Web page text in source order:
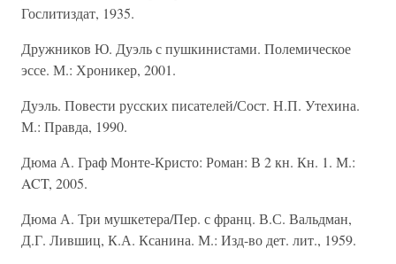
Гослитиздат, 1935.
Дружников Ю. Дуэль с пушкинистами. Полемическое
эссе. М.: Хроникер, 2001.
Дуэль. Повести русских писателей/Сост. Н.П. Утехина.
М.: Правда, 1990.
Дюма А. Граф Монте-Кристо: Роман: В 2 кн. Кн. 1. М.:
ACT, 2005.
Дюма А. Три мушкетера/Пер. с франц. В.С. Вальдман,
Д.Г. Лившиц, К.А. Ксанина. М.: Изд-во дет. лит., 1959.